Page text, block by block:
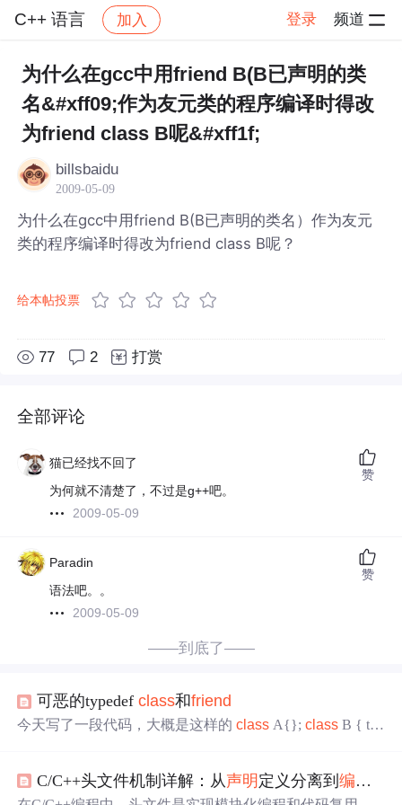
C++ 语言 加入 登录 频道
社区 C++ 语言 帖子详情
为什么在gcc中用friend B(B已声明的类
名&#xff09;作为友元类的程序编译时得改
为friend class B呢&#xff1f;
billsbaidu
2009-05-09
为什么在gcc中用friend B(B已声明的类名）作为友元
类的程序编译时得改为friend class B呢？
给本帖投票
77 2 打赏
全部评论
猫已经找不回了
为何就不清楚了，不过是g++吧。
2009-05-09
赞
Paradin
语法吧。。
2009-05-09
赞
——到底了——
可恶的typedefclass和friend
今天写了一段代码，大概是这样的class A{};class B { typ
的时候，发现无论怎样都死活 编译不过去，就是那句friend
AA， 然后我換了很多种写法，如frie...
C/C++头文件机制详解：从声明 定义分离到编译